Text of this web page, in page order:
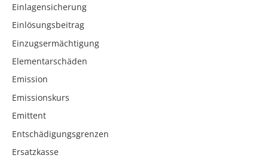
Einlagensicherung
Einlösungsbeitrag
Einzugsermächtigung
Elementarschäden
Emission
Emissionskurs
Emittent
Entschädigungsgrenzen
Ersatzkasse